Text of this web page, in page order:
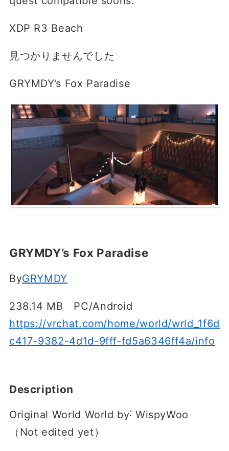
XDP R3 Beach
見つかりませんでした
GRYMDY’s Fox Paradise
GRYMDY’s Fox Paradise
ByGRYMDY
238.14 MB PC/Android
https://vrchat.com/home/world/wrld_1f6d
c417-9382-4d1d-9fff-fd5a6346ff4a/info
Description
Original World World by˸ WispyWoo
（Not edited yet）